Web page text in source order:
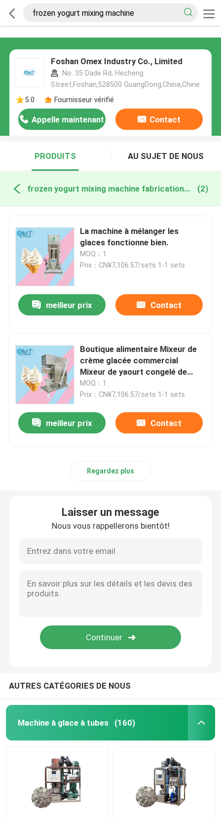
Foshan Omex Industry Co., Limited
No. 35 Dade Rd, Hecheng
Street,Foshan,528500 GuangDong,China,Chine
5.0
Fournisseur vérifié
Appelle maintenant Contact
PRODUITS AU SUJET DE NOUS
frozen yogurt mixing machine fabrication en ligne (2)
La machine à mélanger les
glaces fonctionne bien.
MOQ：1
Prix：CN¥7,106.57/sets 1-1 sets
meilleur prix Contact
Boutique alimentaire Mixeur de
crème glacée commercial
Mixeur de yaourt congelé de
grande capacité
MOQ：1
Prix：CN¥7,106.57/sets 1-1 sets
meilleur prix Contact
Regardez plus
Laisser un message
Nous vous rappellerons bientôt!
AUTRES CATÉGORIES DE NOUS
Machine à glace à tubes (160)